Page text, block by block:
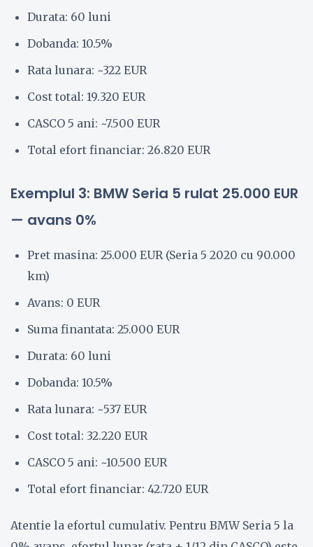
Durata: 60 luni
Dobanda: 10.5%
Rata lunara: ~322 EUR
Cost total: 19.320 EUR
CASCO 5 ani: ~7.500 EUR
Total efort financiar: 26.820 EUR
Exemplul 3: BMW Seria 5 rulat 25.000 EUR
— avans 0%
Pret masina: 25.000 EUR (Seria 5 2020 cu 90.000
km)
Avans: 0 EUR
Suma finantata: 25.000 EUR
Durata: 60 luni
Dobanda: 10.5%
Rata lunara: ~537 EUR
Cost total: 32.220 EUR
CASCO 5 ani: ~10.500 EUR
Total efort financiar: 42.720 EUR
Atentie la efortul cumulativ. Pentru BMW Seria 5 la